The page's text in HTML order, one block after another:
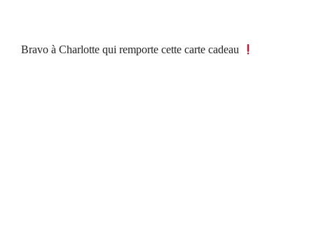
Bravo à Charlotte qui remporte cette carte cadeau